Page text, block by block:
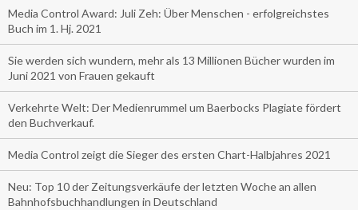
Media Control Award: Juli Zeh: Über Menschen - erfolgreichstes
Buch im 1. Hj. 2021
Sie werden sich wundern, mehr als 13 Millionen Bücher wurden im
Juni 2021 von Frauen gekauft
Verkehrte Welt: Der Medienrummel um Baerbocks Plagiate fördert
den Buchverkauf.
Media Control zeigt die Sieger des ersten Chart-Halbjahres 2021
Neu: Top 10 der Zeitungsverkäufe der letzten Woche an allen
Bahnhofsbuchhandlungen in Deutschland